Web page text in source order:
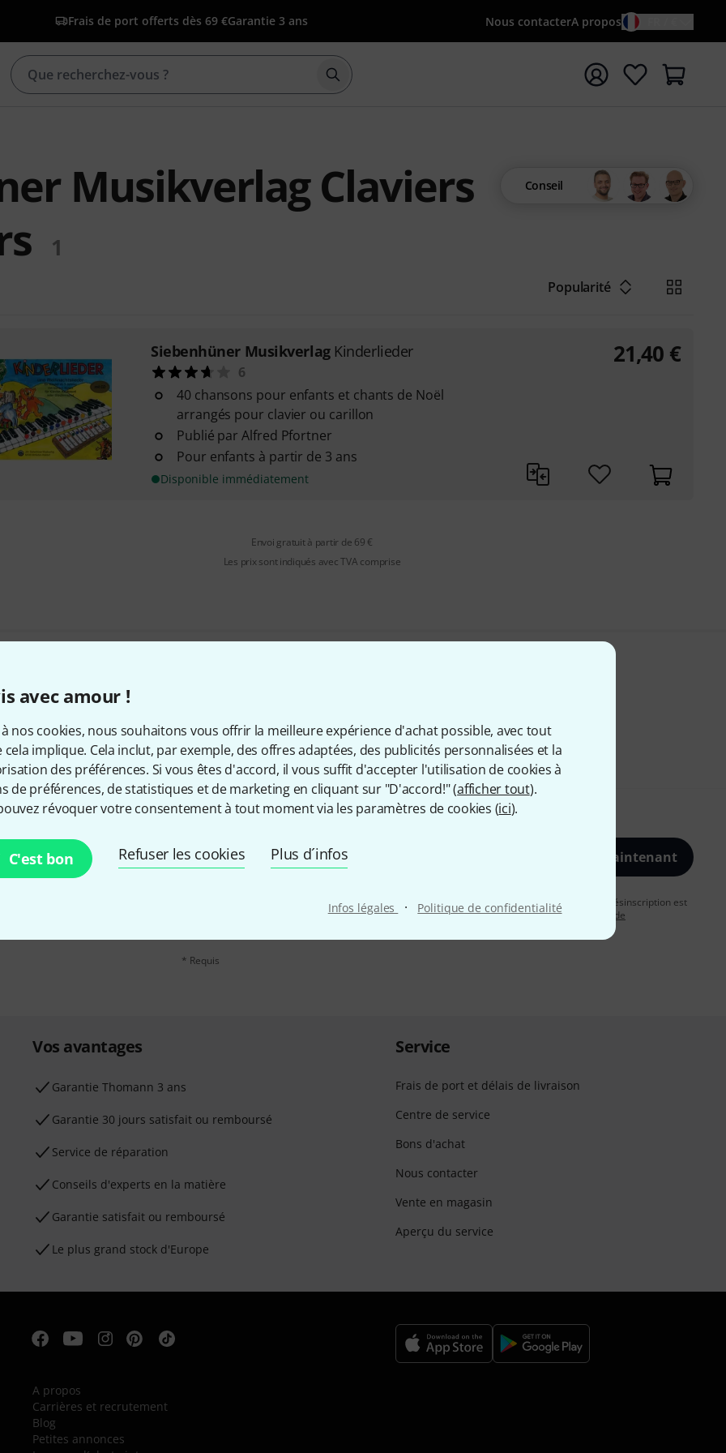
avec amour !
à nos cookies, nous souhaitons vous offrir la meilleure expérience d'achat possible, avec tout
cela implique. Cela inclut, par exemple, des offres adaptées, des publicités personnalisées et la
des préférences. Si vous êtes d'accord, il vous suffit d'accepter l'utilisation de cookies à
de préférences, de statistiques et de marketing en cliquant sur "D'accord!" (afficher tout).
révoquer votre consentement à tout moment via les paramètres de cookies (ici).
C'est bon Refuser les cookies Plus d´infos
Infos légales · Politique de confidentialité
Frais de port offerts dès 69 €Garantie 3 ans Nous contacterA propos
Démarrer la recherche avec le terme de recherche
Musikverlag Claviers
1
Conseil
Popularité
Siebenhüner Musikverlag Kinderlieder
6
40 chansons pour enfants et chants de Noël
arrangés pour clavier ou carillon
Publié par Alfred Pfortner
Pour enfants à partir de 3 ans
Disponible immédiatement
21,40 €
Envoi gratuit à partir de 69 €
Les prix sont indiqués avec TVA comprise
Partager Aide et commentaires
avec un peu de chance,
de 50 € chacun!
Adresse e-mail* S'inscrire maintenant
En cliquant sur "S'inscrire maintenant", vous acceptez de recevoir des publicités par e-mail. La désinscription est
possible à tout moment. Vous pouvez trouver plus d'informations à ce sujet dans notre
Politique de
* Requis
Vos avantages
Ga­ran­tie Thomann 3 ans
Garantie 30 jours satisfait ou remboursé
Service de réparation
Conseils d'experts en la matière
Garantie satisfait ou remboursé
Le plus grand stock d'Europe
Service
Frais de port et délais de livraison
Centre de service
Bons d'achat
Nous contacter
Vente en magasin
Aperçu du service
A propos
Carrières et recrutement
Blog
Petites annonces